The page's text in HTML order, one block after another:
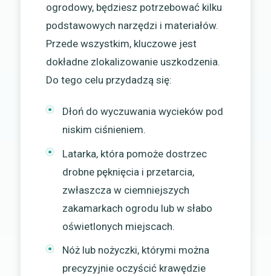
ogrodowy, będziesz potrzebować kilku
podstawowych narzędzi i materiałów.
Przede wszystkim, kluczowe jest
dokładne zlokalizowanie uszkodzenia.
Do tego celu przydadzą się:
Dłoń do wyczuwania wycieków pod
niskim ciśnieniem.
Latarka, która pomoże dostrzec
drobne pęknięcia i przetarcia,
zwłaszcza w ciemniejszych
zakamarkach ogrodu lub w słabo
oświetlonych miejscach.
Nóż lub nożyczki, którymi można
precyzyjnie oczyścić krawędzie